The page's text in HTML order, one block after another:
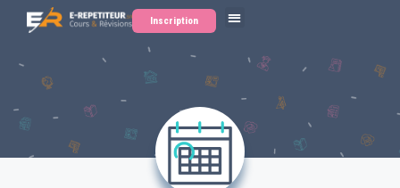
Inscription